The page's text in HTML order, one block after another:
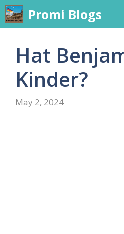
Skip
to
content
Promi Blogs
Hat
Kinder?
May 2, 2024